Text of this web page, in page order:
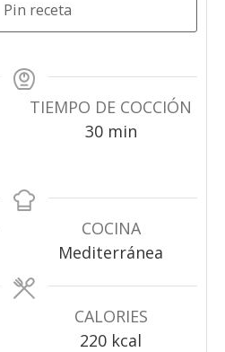
Pin receta
TIEMPO DE COCCIÓN
30minutes
min
COCINA
Mediterránea
CALORIES
220 kcal